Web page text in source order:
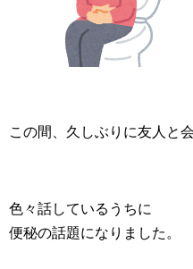
この間、久しぶりに友人と
色々話しているうちに
便秘の話題になりました。